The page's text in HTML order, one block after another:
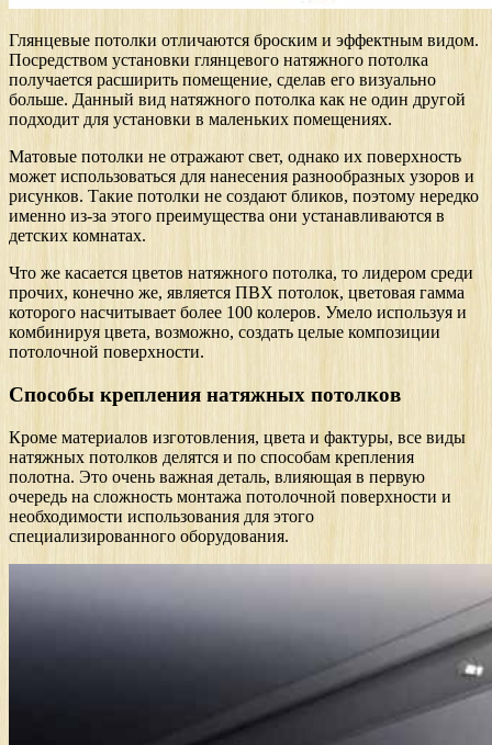
Глянцевые потолки отличаются броским и эффектным видом.
Посредством установки глянцевого натяжного потолка
получается расширить помещение, сделав его визуально
больше. Данный вид натяжного потолка как не один другой
подходит для установки в маленьких помещениях.
Матовые потолки не отражают свет, однако их поверхность
может использоваться для нанесения разнообразных узоров и
рисунков. Такие потолки не создают бликов, поэтому нередко
именно из-за этого преимущества они устанавливаются в
детских комнатах.
Что же касается цветов натяжного потолка, то лидером среди
прочих, конечно же, является ПВХ потолок, цветовая гамма
которого насчитывает более 100 колеров. Умело используя и
комбинируя цвета, возможно, создать целые композиции
потолочной поверхности.
Способы крепления натяжных потолков
Кроме материалов изготовления, цвета и фактуры, все виды
натяжных потолков делятся и по способам крепления
полотна. Это очень важная деталь, влияющая в первую
очередь на сложность монтажа потолочной поверхности и
необходимости использования для этого
специализированного оборудования.